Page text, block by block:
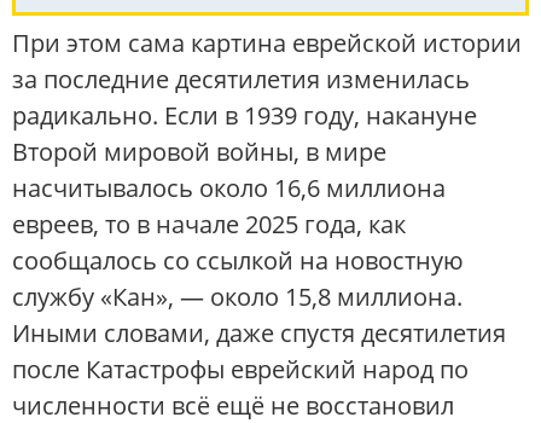
При этом сама картина еврейской истории
за последние десятилетия изменилась
радикально. Если в 1939 году, накануне
Второй мировой войны, в мире
насчитывалось около 16,6 миллиона
евреев, то в начале 2025 года, как
сообщалось со ссылкой на новостную
службу «Кан», — около 15,8 миллиона.
Иными словами, даже спустя десятилетия
после Катастрофы еврейский народ по
численности всё ещё не восстановил